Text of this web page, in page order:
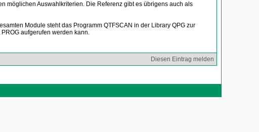
möglichen Auswahlkriterien. Die Referenz gibt es übrigens auch als
Module steht das Programm QTFSCAN in der Library QPG zur
aufgerufen werden kann.
Diesen Eintrag melden